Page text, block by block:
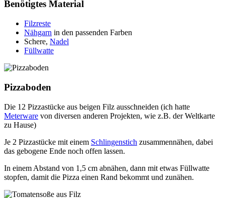
Benötigtes Material
Filzreste
Nähgarn in den passenden Farben
Schere, Nadel
Füllwatte
Pizzaboden
Die 12 Pizzastücke aus beigen Filz ausschneiden (ich hatte
Meterware von diversen anderen Projekten, wie z.B. der Weltkarte
zu Hause)
Je 2 Pizzastücke mit einem Schlingenstich zusammennähen, dabei
das gebogene Ende noch offen lassen.
In einem Abstand von 1,5 cm abnähen, dann mit etwas Füllwatte
stopfen, damit die Pizza einen Rand bekommt und zunähen.